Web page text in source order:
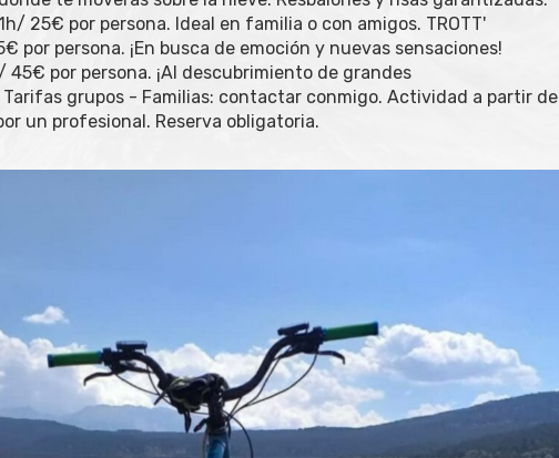
1h/ 25€ por persona. Ideal en familia o con amigos. TROTT'
por persona. ¡En busca de emoción y nuevas sensaciones!
45€ por persona. ¡Al descubrimiento de grandes
Tarifas grupos - Familias: contactar conmigo. Actividad a partir de
un profesional. Reserva obligatoria.